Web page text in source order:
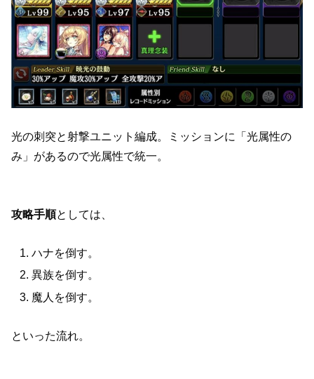
光の刺突と射撃ユニット編成。ミッションに「光属性の
み」があるので光属性で統一。
攻略手順としては、
ハナを倒す。
異族を倒す。
魔人を倒す。
といった流れ。